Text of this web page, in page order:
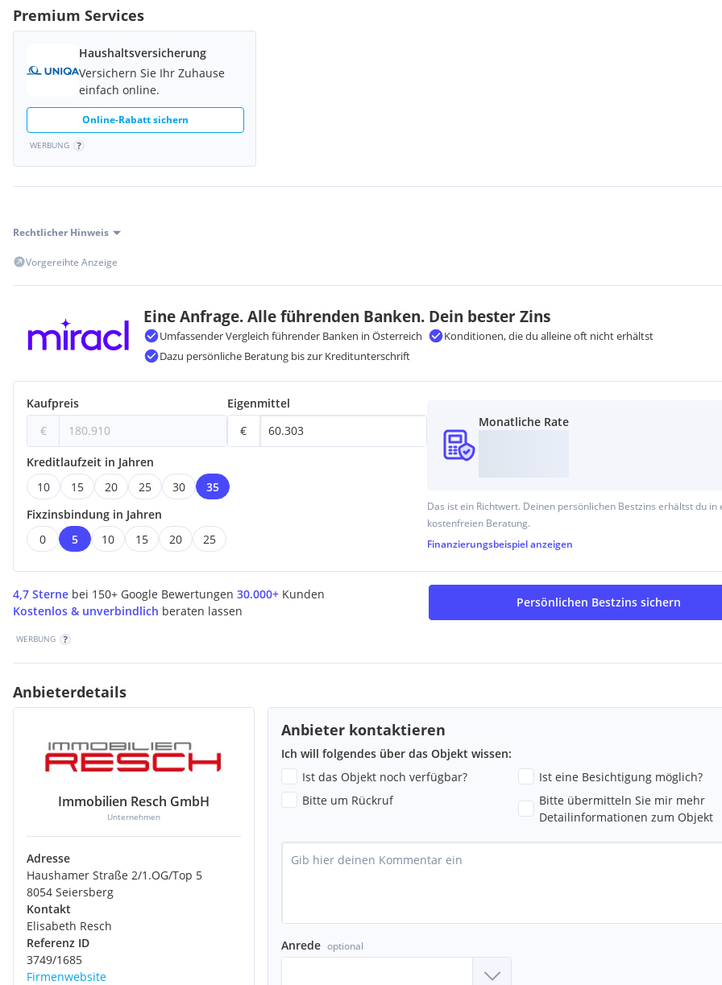
Nähe: Stainz, Lannach, Ligist, Mooskirchen, St. Josef, Dobl, Lieboch,
Premium Services
Haushaltsversicherung
Versichern Sie Ihr Zuhause
einfach online.
Online-Rabatt sichern
WERBUNG
Rechtlicher Hinweis
Vorgereihte Anzeige
Eine Anfrage. Alle führenden Banken. Dein bester Zins
Umfassender Vergleich führender Banken in Österreich
Konditionen, die du alleine oft nicht erhältst
Dazu persönliche Beratung bis zur Kreditunterschrift
Kaufpreis
€
Eigenmittel
€
Kreditlaufzeit in Jahren
10
15 20 25 30
35
Fixzinsbindung in Jahren
0
5 10 15 20 25
Monatliche Rate
Das ist ein Richtwert. Deinen persönlichen Bestzins erhältst du in
kostenfreien Beratung.
Finanzierungsbeispielanzeigen
4,7 Sterne bei 150+ Google Bewertungen 30.000+ Kunden
Kostenlos & unverbindlich beraten lassen
Persönlichen Bestzins sichern
WERBUNG
Anbieterdetails
Immobilien Resch GmbH
Unternehmen
Adresse
Haushamer Straße 2/1.OG/Top 5
8054 Seiersberg
Kontakt
Elisabeth Resch
Referenz ID
3749/1685
Firmenwebsite
Anbieter kontaktieren
Ich will folgendes über das Objekt wissen:
Ist das Objekt noch verfügbar?
Ist eine Besichtigung möglich?
Bitte um Rückruf
Bitte übermitteln Sie mir mehr
Detailinformationen zum Objekt
Anrede optional